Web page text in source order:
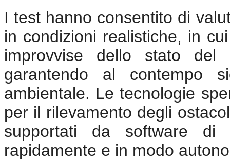
I test hanno consentito di
in condizioni realistiche, in
improvvise dello stato del
garantendo al contempo
ambientale. Le tecnologie
per il rilevamento degli
supportati da software
rapidamente e in modo